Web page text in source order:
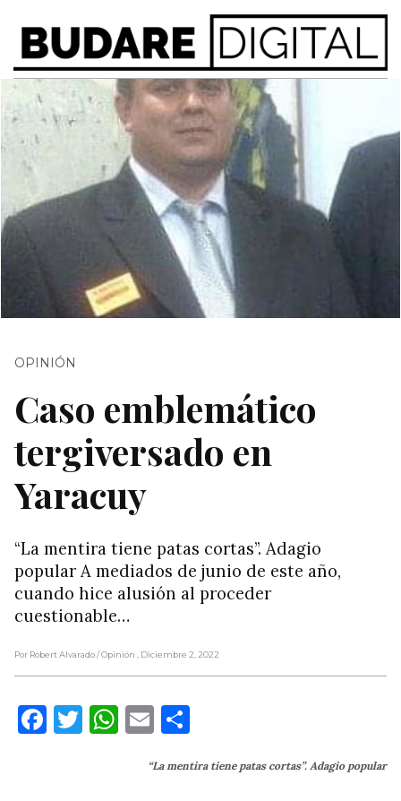
OPINIÓN
Caso emblemático
tergiversado en
Yaracuy
“La mentira tiene patas cortas”. Adagio
popular A mediados de junio de este año,
cuando hice alusión al proceder
cuestionable…
Por Robert Alvarado/ Opinión , Diciembre 2, 2022
Facebook
Twitter
WhatsApp
Email
“La mentira tiene patas cortas”. Adagio popular